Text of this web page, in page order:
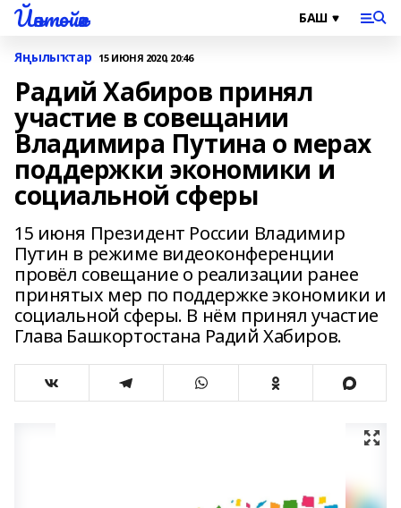
Йәнтөйәк
Яңылыҡтар 15 ИЮНЯ 2020, 20:46
Радий Хабиров принял
участие в совещании
Владимира Путина о мерах
поддержки экономики и
социальной сферы
15 июня Президент России Владимир
Путин в режиме видеоконференции
провёл совещание о реализации ранее
принятых мер по поддержке экономики и
социальной сферы. В нём принял участие
Глава Башкортостана Радий Хабиров.